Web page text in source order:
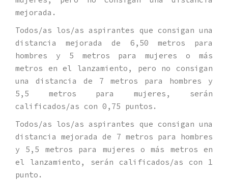
mejorada.
Todos/as los/as aspirantes que consigan una
distancia mejorada de 6,50 metros para
hombres y 5 metros para mujeres o más
metros en el lanzamiento, pero no consigan
una distancia de 7 metros para hombres y
5,5 metros para mujeres, serán
calificados/as con 0,75 puntos.
Todos/as los/as aspirantes que consigan una
distancia mejorada de 7 metros para hombres
y 5,5 metros para mujeres o más metros en
el lanzamiento, serán calificados/as con 1
punto.